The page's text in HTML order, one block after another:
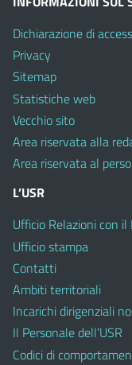
Dichiarazione di
Privacy
Sitemap
Statistiche web
Vecchio sito
Area riservata alla
Area riservata al
L’USR
Ufficio Relazioni con il
Ufficio stampa
Contatti
Ambiti territoriali
Incarichi dirigenziali
Il Personale dell’USR
Codici di